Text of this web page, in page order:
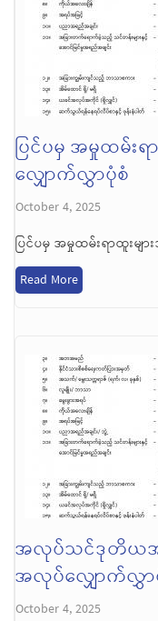
ပြင်ပမှ အမှုထမ်း
လျှောက်လွှာပုံစံ
October 4, 2025
ပြင်ပမှ အမှုထမ်းရာထူးမ
Read More
အလုပ်သင်ဒုတိယ
အလုပ်လျှောက်လွှာ
October 4, 2025